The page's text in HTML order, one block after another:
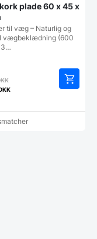
plade 60 x 45 x
til væg – Naturlig og
vægbeklædning (600
3…
Den
oprindelige
var:
149,95 DKK.